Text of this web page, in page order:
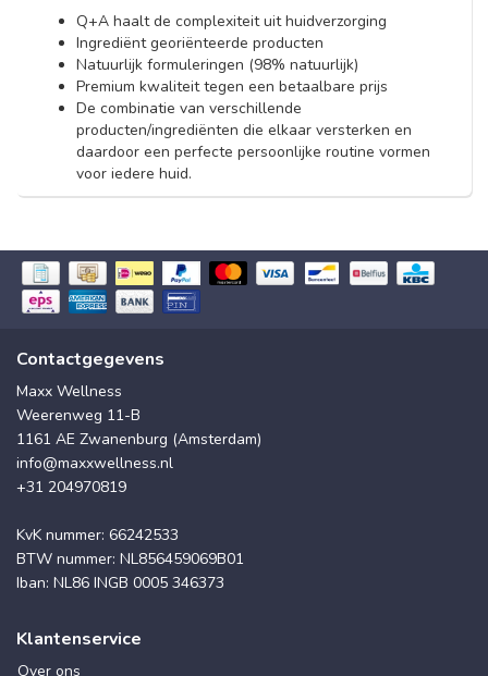
Q+A haalt de complexiteit uit huidverzorging
Ingrediënt georiënteerde producten
Natuurlijk formuleringen (98% natuurlijk)
Premium kwaliteit tegen een betaalbare prijs
De combinatie van verschillende
producten/ingrediënten die elkaar versterken en
daardoor een perfecte persoonlijke routine vormen
voor iedere huid.
Contactgegevens
Maxx Wellness
Weerenweg 11-B
1161 AE Zwanenburg (Amsterdam)
info@maxxwellness.nl
+31 204970819
KvK nummer: 66242533
BTW nummer: NL856459069B01
Iban: NL86 INGB 0005 346373
Klantenservice
Over ons